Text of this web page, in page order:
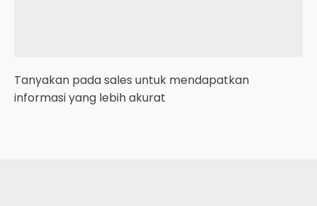
Tanyakan pada sales untuk mendapatkan
informasi yang lebih akurat